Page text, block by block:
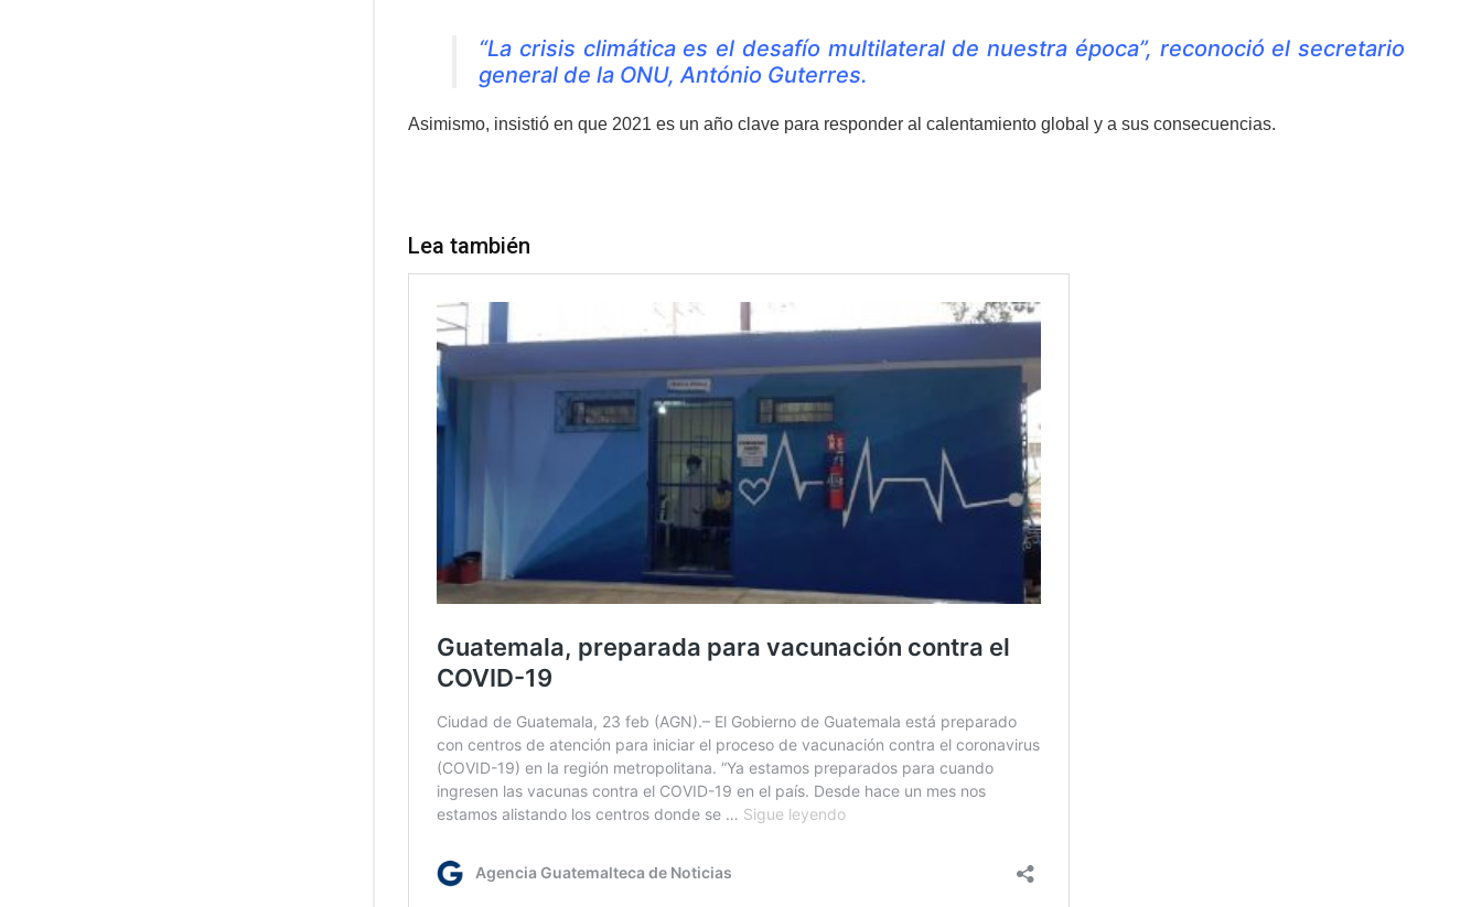
“La crisis climática es el desafío multilateral de nuestra época”, reconoció el secretario
general de la ONU, António Guterres.
Asimismo, insistió en que 2021 es un año clave para responder al calentamiento global y a sus consecuencias.
Lea también